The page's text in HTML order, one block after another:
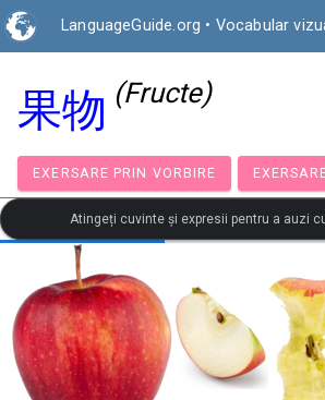
LanguageGuide.org • Vocabular
果物 (Fructe)
EXERSARE PRIN VORBIRE
Atingeți cuvinte și expresii pentru a auzi